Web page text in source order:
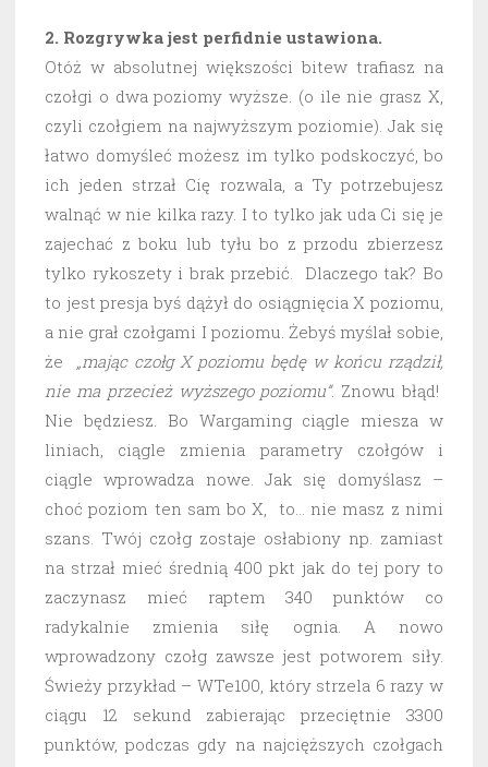
2. Rozgrywka jest perfidnie ustawiona.
Otóż w absolutnej większości bitew trafiasz na
czołgi o dwa poziomy wyższe. (o ile nie grasz X,
czyli czołgiem na najwyższym poziomie). Jak się
łatwo domyśleć możesz im tylko podskoczyć, bo
ich jeden strzał Cię rozwala, a Ty potrzebujesz
walnąć w nie kilka razy. I to tylko jak uda Ci się je
zajechać z boku lub tyłu bo z przodu zbierzesz
tylko rykoszety i brak przebić. Dlaczego tak? Bo
to jest presja byś dążył do osiągnięcia X poziomu,
a nie grał czołgami I poziomu. Żebyś myślał sobie,
że „mając czołg X poziomu będę w końcu rządził,
nie ma przecież wyższego poziomu”. Znowu błąd!
Nie będziesz. Bo Wargaming ciągle miesza w
liniach, ciągle zmienia parametry czołgów i
ciągle wprowadza nowe. Jak się domyślasz –
choć poziom ten sam bo X, to… nie masz z nimi
szans. Twój czołg zostaje osłabiony np. zamiast
na strzał mieć średnią 400 pkt jak do tej pory to
zaczynasz mieć raptem 340 punktów co
radykalnie zmienia siłę ognia. A nowo
wprowadzony czołg zawsze jest potworem siły.
Świeży przykład – WTe100, który strzela 6 razy w
ciągu 12 sekund zabierając przeciętnie 3300
punktów, podczas gdy na najcięższych czołgach